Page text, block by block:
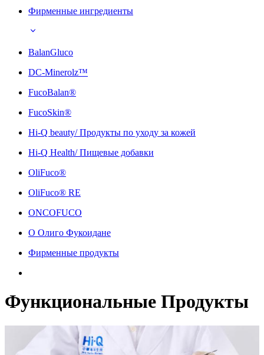
Фирменные ингредиенты
BalanGluco
DC-Minerolz™
FucoBalan®
FucoSkin®
Hi-Q beauty/ Продукты по уходу за кожей
Hi-Q Health/ Пищевые добавки
OliFuco®
OliFuco® RE
ONCOFUCO
О Олиго Фукоидане
Фирменные продукты
Функциональные Продукты